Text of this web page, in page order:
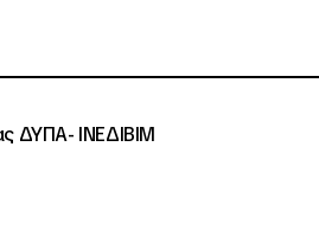
ΔΥΠΑ- ΙΝΕΔΙΒΙΜ